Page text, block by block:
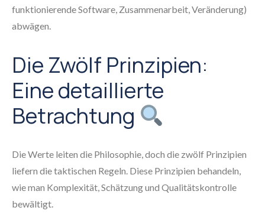
funktionierende Software, Zusammenarbeit, Veränderung)
abwägen.
Die Zwölf Prinzipien:
Eine detaillierte
Betrachtung
Die Werte leiten die Philosophie, doch die zwölf Prinzipien
liefern die taktischen Regeln. Diese Prinzipien behandeln,
wie man Komplexität, Schätzung und Qualitätskontrolle
bewältigt.